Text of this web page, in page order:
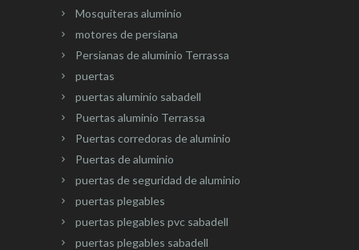
Mosquiteras aluminio
motores de persiana
Persianas de aluminio Terrassa
puertas
puertas aluminio sabadell
Puertas aluminio Terrassa
Puertas corredoras de aluminio
Puertas de aluminio
puertas de seguridad de aluminio
puertas plegables
puertas plegables pvc sabadell
puertas plegables sabadell